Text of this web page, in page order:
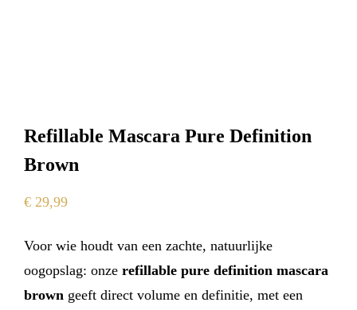
Refillable Mascara Pure Definition
Brown
€ 29,99
Voor wie houdt van een zachte, natuurlijke
oogopslag: onze refillable pure definition mascara
brown geeft direct volume en definitie, met een